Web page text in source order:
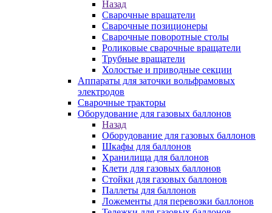
Назад
Сварочные вращатели
Сварочные позиционеры
Сварочные поворотные столы
Роликовые сварочные вращатели
Трубные вращатели
Холостые и приводные секции
Аппараты для заточки вольфрамовых
электродов
Сварочные тракторы
Оборудование для газовых баллонов
Назад
Оборудование для газовых баллонов
Шкафы для баллонов
Хранилища для баллонов
Клети для газовых баллонов
Стойки для газовых баллонов
Паллеты для баллонов
Ложементы для перевозки баллонов